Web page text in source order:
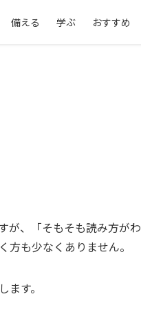
備える 学ぶ おすすめ
が、「そもそも読み方がわ
も少なくありません。
ます。